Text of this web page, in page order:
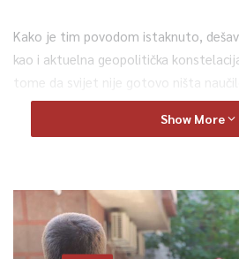
Kako je tim povodom istaknuto,
kao i aktuelna geopolitička
tome da svijet nije gotovo ništa
holokausta, iako je nakon okončanja
istovremeno, je i poticaj na
svih tragičnih događaja koje su ljudi
druge i drugačije zbog boje kože,
Show More